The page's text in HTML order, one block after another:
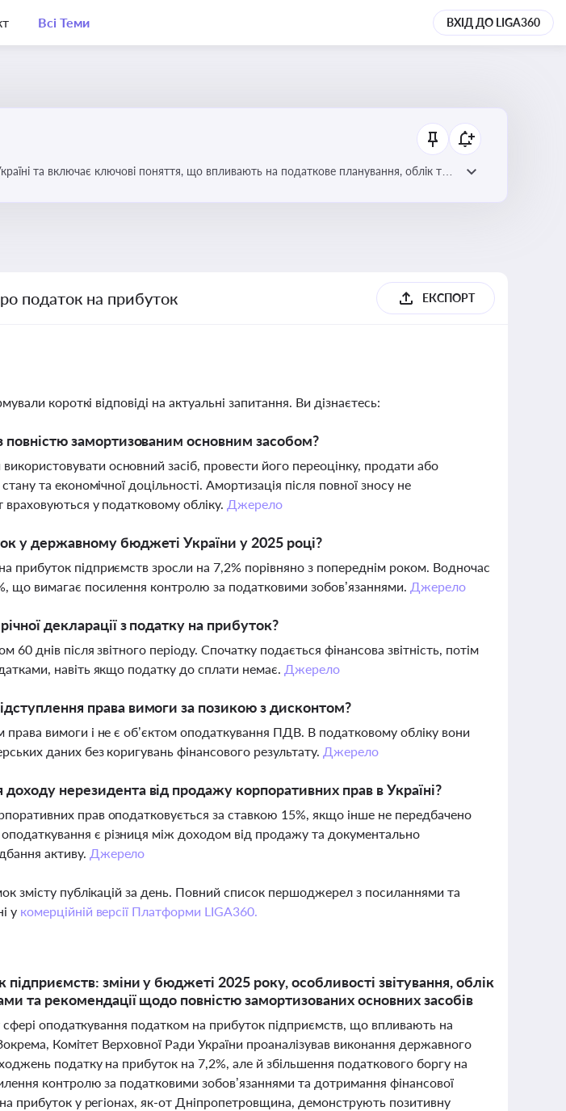
Всі Теми ВХІД ДО LIGA360
та включає ключові поняття, що впливають на податкове планування, облік та
податок на прибуток ЕКСПОРТ
короткі відповіді на актуальні запитання. Ви дізнаєтесь:
повністю замортизованим основним засобом?
основний засіб, провести його переоцінку, продати або
та економічної доцільності. Амортизація після повної зносу не
у податковому обліку. Джерело
у державному бюджеті України у 2025 році?
прибуток підприємств зросли на 7,2% порівняно з попереднім роком. Водночас
що вимагає посилення контролю за податковими зобов’язаннями. Джерело
декларації з податку на прибуток?
60 днів після звітного періоду. Спочатку подається фінансова звітність, потім
навіть якщо податку до сплати немає. Джерело
права вимоги за позикою з дисконтом?
права вимоги і не є об’єктом оподаткування ПДВ. В податковому обліку вони
даних без коригувань фінансового результату. Джерело
нерезидента від продажу корпоративних прав в Україні?
прав оподатковується за ставкою 15%, якщо інше не передбачено
є різниця між доходом від продажу та документально
активу. Джерело
змісту публікацій за день. Повний список першоджерел з посиланнями та
у комерційній версії Платформи LIGA360.
зміни у бюджеті 2025 року, особливості звітування, облік
та рекомендації щодо повністю замортизованих основних засобів
сфері оподаткування податком на прибуток підприємств, що впливають на
Комітет Верховної Ради України проаналізував виконання державного
податку на прибуток на 7,2%, але й збільшення податкового боргу на
контролю за податковими зобов’язаннями та дотримання фінансової
прибуток у регіонах, як-от Дніпропетровщина, демонструють позитивну